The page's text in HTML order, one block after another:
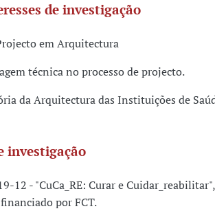
de investigação
em Arquitectura
técnica no processo de projecto.
da Arquitectura das Instituições de
investigação
12 - "CuCa_RE: Curar e
por FCT.